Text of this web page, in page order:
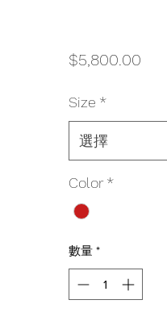
$5,800.00價
Size *
選擇
Color *
數量 *